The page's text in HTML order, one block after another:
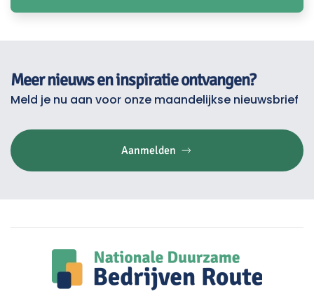
Meer nieuws en inspiratie ontvangen?
Meld je nu aan voor onze maandelijkse nieuwsbrief
Aanmelden